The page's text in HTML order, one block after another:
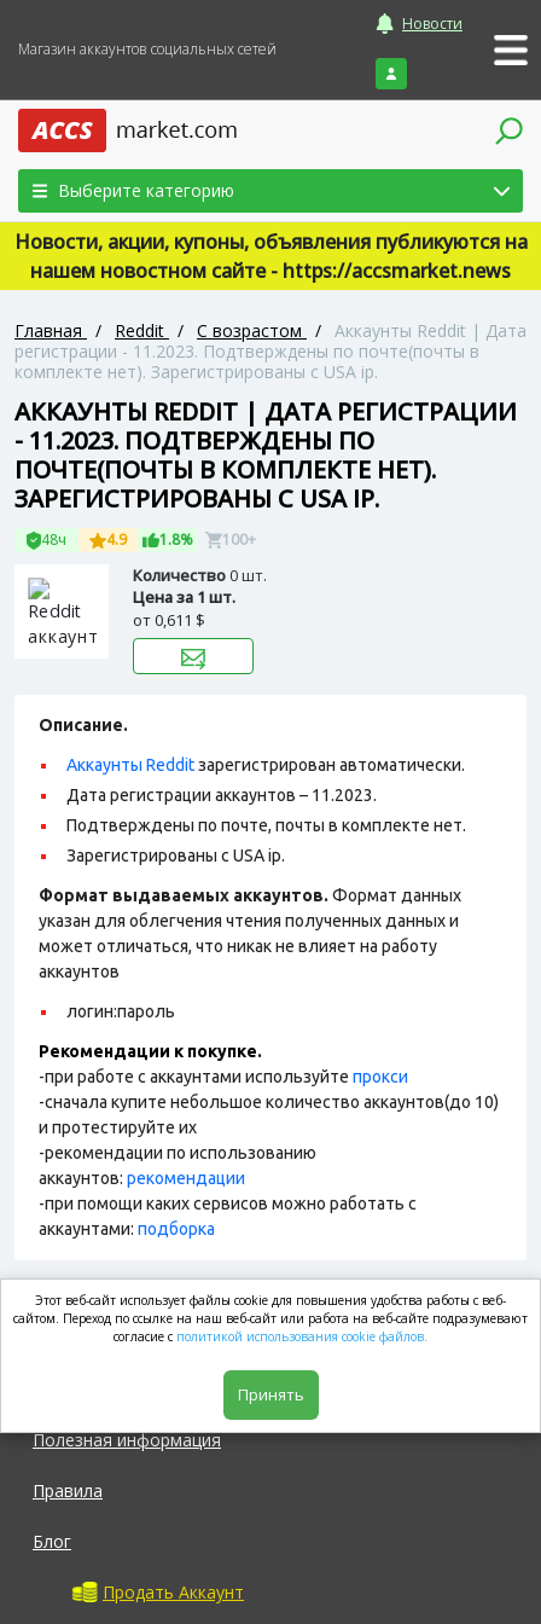
Магазин аккаунтов социальных сетей
Новости
Войти
Выберите категорию
Новости, акции, купоны, объявления публикуются на
нашем новостном сайте - https://accsmarket.news
Главная / Reddit / С возрастом / Аккаунты Reddit | Дата
регистрации - 11.2023. Подтверждены по почте(почты в
комплекте нет). Зарегистрированы с USA ip.
АККАУНТЫ REDDIT | ДАТА РЕГИСТРАЦИИ
- 11.2023. ПОДТВЕРЖДЕНЫ ПО
ПОЧТЕ(ПОЧТЫ В КОМПЛЕКТЕ НЕТ).
ЗАРЕГИСТРИРОВАНЫ С USA IP.
48ч 4.9 1.8% 100+
Количество0 шт.
Цена за 1 шт.
от0,611 $
Описание.
Аккаунты Redditзарегистрирован автоматически.
Дата регистрации аккаунтов – 11.2023.
Подтверждены по почте, почты в комплекте нет.
Зарегистрированы с USA ip.
Формат выдаваемых аккаунтов. Формат данных
указан для облегчения чтения полученных данных и
может отличаться, что никак не влияет на работу
аккаунтов
логин:пароль
Рекомендации к покупке.
-при работе с аккаунтами используйте прокси
-сначала купите небольшое количество аккаунтов(до 10)
и протестируйте их
-рекомендации по использованию
аккаунтов: рекомендации
-при помощи каких сервисов можно работать с
аккаунтами: подборка
market.com
Полезная информация
Правила
Блог
Продать Аккаунт
Этот веб-сайт использует файлы cookie для повышения удобства работы с веб-
сайтом. Переход по ссылке на наш веб-сайт или работа на веб-сайте подразумевают
согласие с политикой использования cookie файлов.
Принять